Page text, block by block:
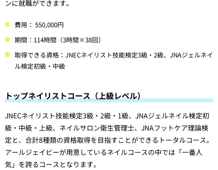
ンに就職ができます。
費用： 550,000円
期間：114時間（3時間×38回）
取得できる資格：JNECネイリスト技能検定3級・2級、JNAジェルネイ
ル検定初級・中級
トップネイリストコース（上級レベル）
JNECネイリスト技能検定3級・2級・1級、JNAジェルネイル検定初
級・中級・上級、ネイルサロン衛生管理士、JNAフットケア理論検
定と、合計8種類の資格取得を目指すことができるトータルコース。
アールジェイビーが用意しているネイルコースの中では「一番人
気」を誇るコースとなります。